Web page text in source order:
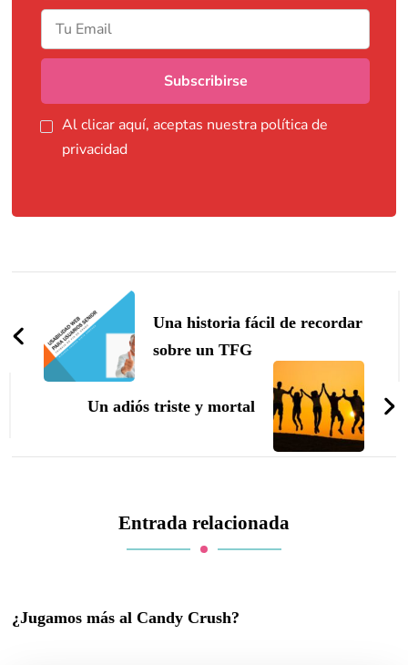
Al clicar aquí, aceptas nuestra política de
privacidad
Navegación
de
entradas
Una historia fácil de recordar
sobre un TFG
Un adiós triste y mortal
Entrada relacionada
¿Jugamos más al Candy Crush?